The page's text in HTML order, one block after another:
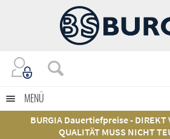
MENÜ
BURGIA Dauertiefpreise - DIREKT
QUALITÄT MUSS NICHT